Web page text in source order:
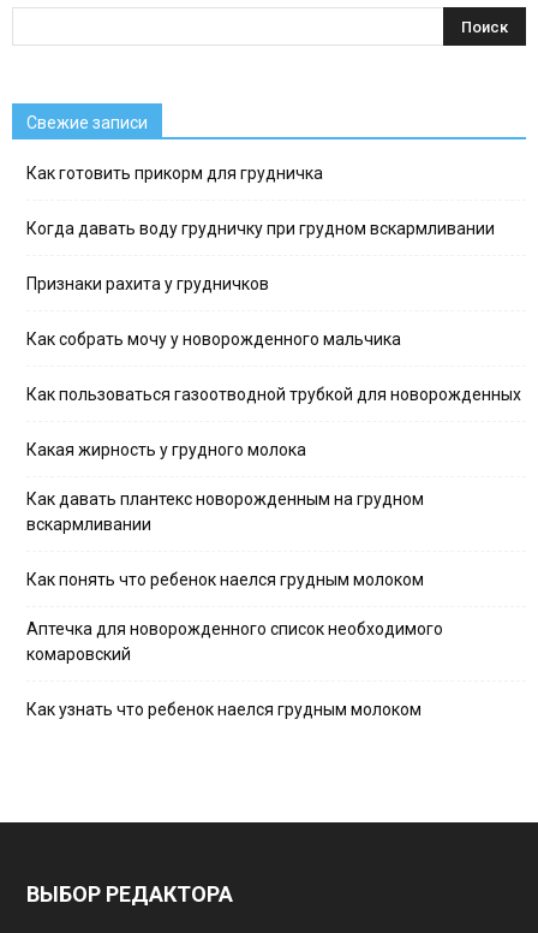
Свежие записи
Как готовить прикорм для грудничка
Когда давать воду грудничку при грудном вскармливании
Признаки рахита у грудничков
Как собрать мочу у новорожденного мальчика
Как пользоваться газоотводной трубкой для новорожденных
Какая жирность у грудного молока
Как давать плантекс новорожденным на грудном
вскармливании
Как понять что ребенок наелся грудным молоком
Аптечка для новорожденного список необходимого
комаровский
Как узнать что ребенок наелся грудным молоком
ВЫБОР РЕДАКТОРА